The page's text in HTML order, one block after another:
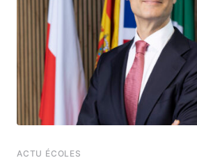
ACTU ÉCOLES